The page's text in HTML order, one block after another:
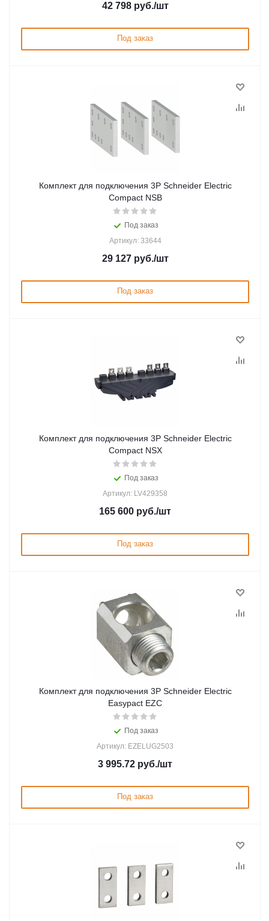
42 798руб./шт
Под заказ
Комплект для подключения 3P Schneider Electric
Compact NSB
Под заказ
Артикул: 33644
29 127руб./шт
Под заказ
Комплект для подключения 3P Schneider Electric
Compact NSX
Под заказ
Артикул: LV429358
165 600 руб./шт
Под заказ
Комплект для подключения 3P Schneider Electric
Easypact EZC
Под заказ
Артикул: EZELUG2503
3 995.72 руб./шт
Под заказ